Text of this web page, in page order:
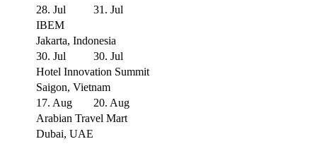
28. Jul
31. Jul
IBEM
Jakarta, Indonesia
30. Jul
30. Jul
Hotel Innovation Summit
Saigon, Vietnam
17. Aug
20. Aug
Arabian Travel Mart
Dubai, UAE